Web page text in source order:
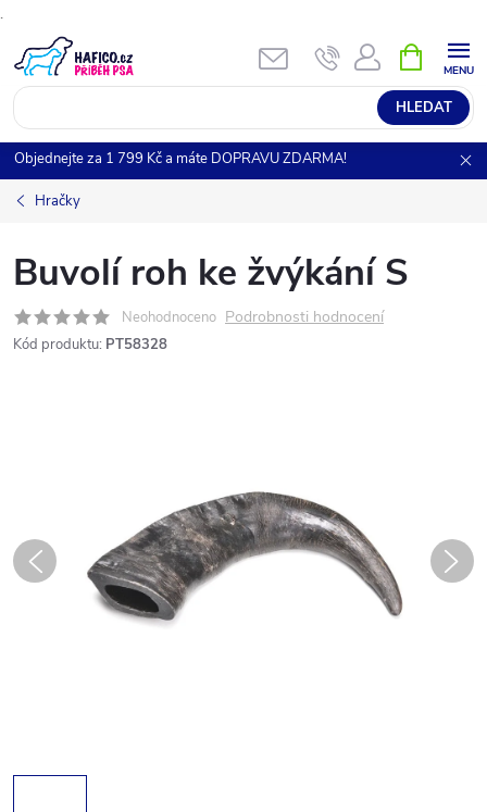
.
na
obsah
HLEDAT
NÁKUPNÍ
KOŠÍK
Objednejte za 1 799 Kč a máte DOPRAVU ZDARMA!
Hračky
Buvolí roh ke žvýkání S
Neohodnoceno Podrobnosti hodnocení
Kód produktu: PT58328